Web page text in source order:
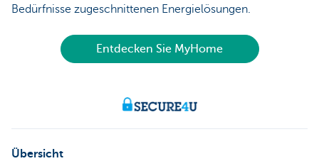
Bedürfnisse zugeschnittenen Energielösungen.
Entdecken Sie MyHome
Übersicht